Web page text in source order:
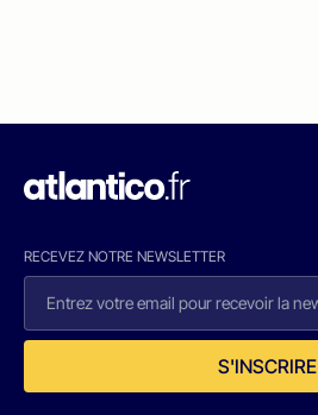
RECEVEZ NOTRE NEWSLETTER
S'INSCRIRE